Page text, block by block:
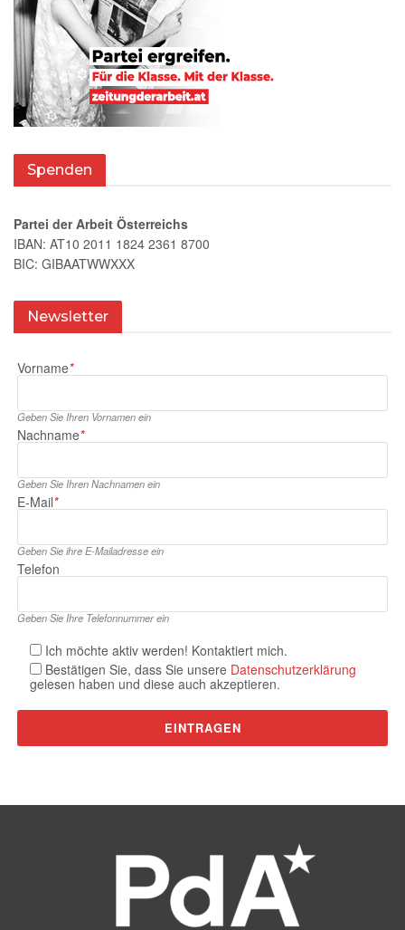
Spenden
Partei der Arbeit Österreichs
IBAN: AT10 2011 1824 2361 8700
BIC: GIBAATWWXXX
Newsletter
Vorname*
Geben Sie Ihren Vornamen ein
Nachname*
Geben Sie Ihren Nachnamen ein
E‑Mail*
Geben Sie ihre E‑Mailadresse ein
Telefon
Geben Sie Ihre Telefonnummer ein
Ich möchte aktiv werden! Kontaktiert mich.
Bestätigen Sie, dass Sie unsere Datenschutzerklärung
gelesen haben und diese auch akzeptieren.